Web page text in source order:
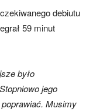
debiutu
59 minut
było
jego
Musimy